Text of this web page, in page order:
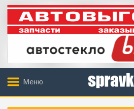
Меню